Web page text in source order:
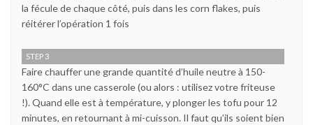
la fécule de chaque côté, puis dans les corn flakes, puis
réitérer l’opération 1 fois
STEP 3
Faire chauffer une grande quantité d’huile neutre à 150-
160°C dans une casserole (ou alors : utilisez votre friteuse
!). Quand elle est à température, y plonger les tofu pour 12
minutes, en retournant à mi-cuisson. Il faut qu’ils soient bien